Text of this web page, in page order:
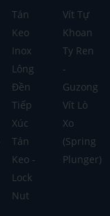
Tán
Keo
Inox
Lông
Đền
Tiếp
Xúc
Tán
Keo -
Lock
Nut
Vít Tự
Khoan
Ty Ren
-
Guzong
Vít Lò
Xo
(Spring
Plunger)